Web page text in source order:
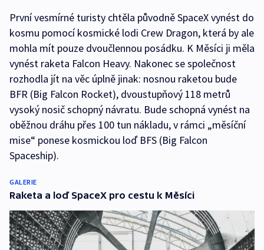
První vesmírné turisty chtěla původně SpaceX vynést do
kosmu pomocí kosmické lodi Crew Dragon, která by ale
mohla mít pouze dvoučlennou posádku. K Měsíci ji měla
vynést raketa Falcon Heavy. Nakonec se společnost
rozhodla jít na věc úplně jinak: nosnou raketou bude
BFR (Big Falcon Rocket), dvoustupňový 118 metrů
vysoký nosič schopný návratu. Bude schopná vynést na
oběžnou dráhu přes 100 tun nákladu, v rámci „měsíční
mise“ ponese kosmickou loď BFS (Big Falcon
Spaceship).
GALERIE
Raketa a loď SpaceX pro cestu k Měsíci